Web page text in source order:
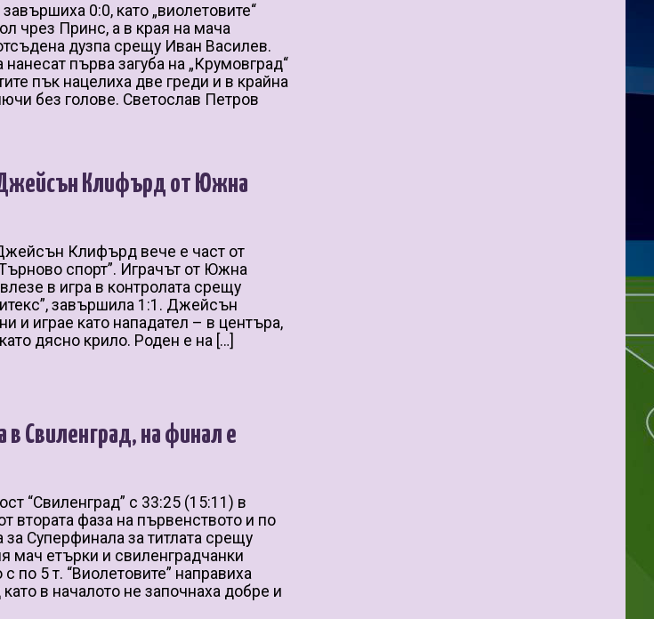
завършиха 0:0, като „виолетовите“
чрез Принс, а в края на мача
дузпа срещу Иван Василев.
нанесат първа загуба на „Крумовград“
пък нацелиха две греди и в крайна
без голове. Светослав Петров
Клифърд от Южна
Клифърд вече е част от
Търново спорт”. Играчът от Южна
в игра в контролата срещу
завършила 1:1. Джейсън
и играе като нападател – в центъра,
дясно крило. Роден е на […]
в Свиленград, на финал е
“Свиленград” с 33:25 (15:11) в
втората фаза на първенството и по
за Суперфинала за титлата срещу
мач етърки и свиленградчанки
по 5 т. “Виолетовите” направиха
в началото не започнаха добре и